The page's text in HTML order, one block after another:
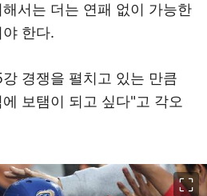
서는 더는 연패 없이 가능한
한다.
경쟁을 펼치고 있는 만큼
보탬이 되고 싶다"고 각오